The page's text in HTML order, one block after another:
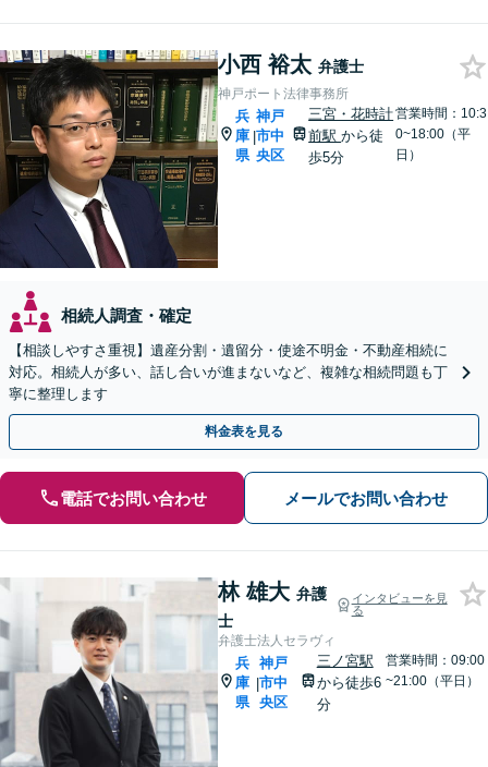
小西 裕太 弁護士
神戸ポート法律事務所
兵
庫
県
|
神戸
市中
央区
三宮・花時計
前駅から徒
歩5分
営業時間：10:3
0~18:00（平
日）
相続人調査・確定
【相談しやすさ重視】遺産分割・遺留分・使途不明金・不動産相続に
対応。相続人が多い、話し合いが進まないなど、複雑な相続問題も丁
寧に整理します
料金表を見る
電話でお問い合わせ メールでお問い合わせ
林 雄大 弁護
士
インタビューを見
る
弁護士法人セラヴィ
兵
庫
県
|
神戸
市中
央区
三ノ宮駅
から徒歩6
分
営業時間：09:00
~21:00（平日）